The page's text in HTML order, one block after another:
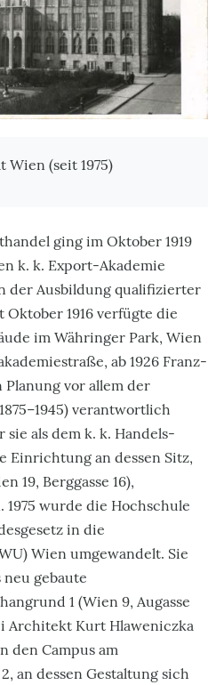
(seit 1975)
ging im Oktober 1919
k. k. Export-Akademie
der Ausbildung qualifizierter
1916 verfügte die
im Währinger Park, Wien
ab 1926 Franz-
Planung vor allem der
verantwortlich
als dem k. k. Handels-
Einrichtung an dessen Sitz,
19, Berggasse 16),
wurde die Hochschule
in die
Wien umgewandelt. Sie
neu gebaute
1 (Wien 9, Augasse
Architekt Kurt Hlaweniczka
den Campus am
an dessen Gestaltung sich